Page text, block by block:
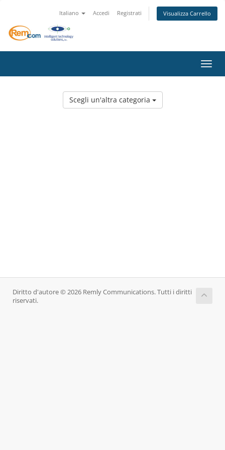
Italiano Accedi Registrati Visualizza Carrello
Scegli un'altra categoria
Diritto d'autore © 2026 Remly Communications. Tutti i diritti
riservati.